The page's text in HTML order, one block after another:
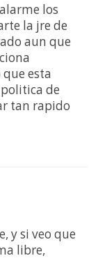
los
la jre de
aun que
esta
de
tan rapido
y si veo que
libre,